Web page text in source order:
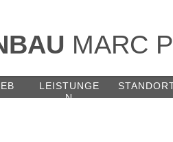
L EISTUNGE
N
MARC